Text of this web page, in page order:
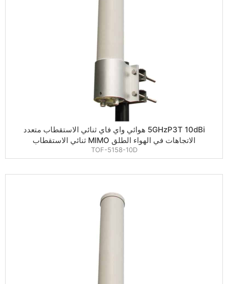
5GHzP3T 10dBi هوائي واي فاي ثنائي الاستقطاب متعدد
الاتجاهات في الهواء الطلق MIMO ثنائي الاستقطاب
TOF-5158-10D